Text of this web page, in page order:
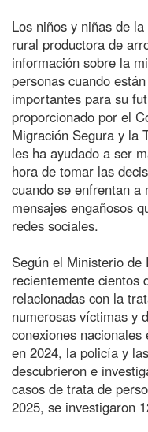
Los niños y niñas de
rural productora de
información sobre la
personas cuando
importantes para su
proporcionado por el
Migración Segura y la
les ha ayudado a ser
hora de tomar las
cuando se enfrentan a
mensajes engañosos
redes sociales.
Según el Ministerio
recientemente cientos
relacionadas con la
numerosas víctimas y
conexiones
en 2024, la policía y
descubrieron e
casos de trata de
2025, se investigaron